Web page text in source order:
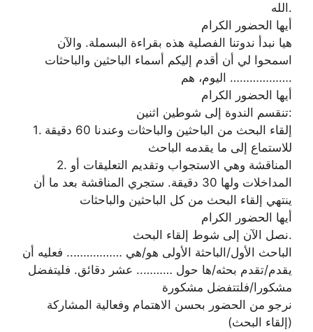
الله.
أيها الحضور الكرام
هيا نبدأ ندوتنا الفصلية هذه بقراءة البسملة. والآن
اسمحوا لي أن أقدم إليكم أسماء الباحثين والباحثات
اليوم، هم ……………….
أيها الحضور الكرام
تنقسم الندوة إلى شوطين اثنين:
1. إلقاء البحث من الباحثين والباحثات وعندنا 60 دقيقة
للاستماع إلى ما يقدمه الباحث
2. المناقشة وهي الاستجواب وتقديم التعليقات أو
المداخلات ولها 30 دقيقة. ستجري المناقشة بعد ما أن
ينتهي إلقاء البحث من كل الباحثين والباحثات
أيها الحضور الكرام
نصل الآن إلى شوط إلقاء البحث.
الباحث الأول/الباحثة الأولى هو/هي …………….. فعليه أن
يقدم/تقدم بحثه/ها حول ……….. عشر دقائق. فليتفضل
مشكورا/فلتتفضل مشكورة
نرجو من الحضور بحسن الاهتمام وفعالية المشاركة
(إلقاء البحث)